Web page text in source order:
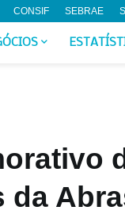
CONSIF SEBRAE
da